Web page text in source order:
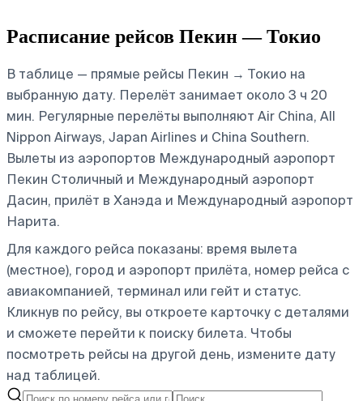
Расписание рейсов Пекин — Токио
В таблице — прямые рейсы Пекин → Токио на
выбранную дату. Перелёт занимает около 3 ч 20
мин. Регулярные перелёты выполняют Air China, All
Nippon Airways, Japan Airlines и China Southern.
Вылеты из аэропортов Международный аэропорт
Пекин Столичный и Международный аэропорт
Дасин, прилёт в Ханэда и Международный аэропорт
Нарита.
Для каждого рейса показаны: время вылета
(местное), город и аэропорт прилёта, номер рейса с
авиакомпанией, терминал или гейт и статус.
Кликнув по рейсу, вы откроете карточку с деталями
и сможете перейти к поиску билета. Чтобы
посмотреть рейсы на другой день, измените дату
над таблицей.